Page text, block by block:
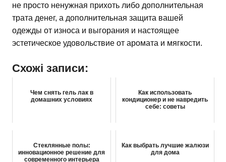
не просто ненужная прихоть либо дополнительная
трата денег, а дополнительная защита вашей
одежды от износа и выгорания и настоящее
эстетическое удовольствие от аромата и мягкости.
Схожі записи:
Чем снять гель лак в
домашних условиях
Как использовать
кондиционер и не навредить
себе: советы
Стеклянные полы:
инновационное решение для
современного интерьера
Как выбрать лучшие жалюзи
для дома